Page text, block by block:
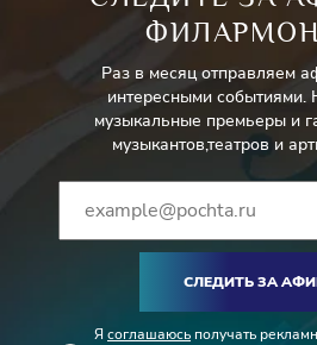
Раз в месяц отправляем
интересными событиями.
музыкальные премьеры и
музыкантов,театров и
СЛЕДИТЬ ЗА
Я соглашаюсь получать